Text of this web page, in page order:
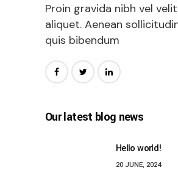
Proin gravida nibh vel
aliquet. Aenean
quis bibendum
Our latest blog news
Hello world!
20 JUNE, 2024